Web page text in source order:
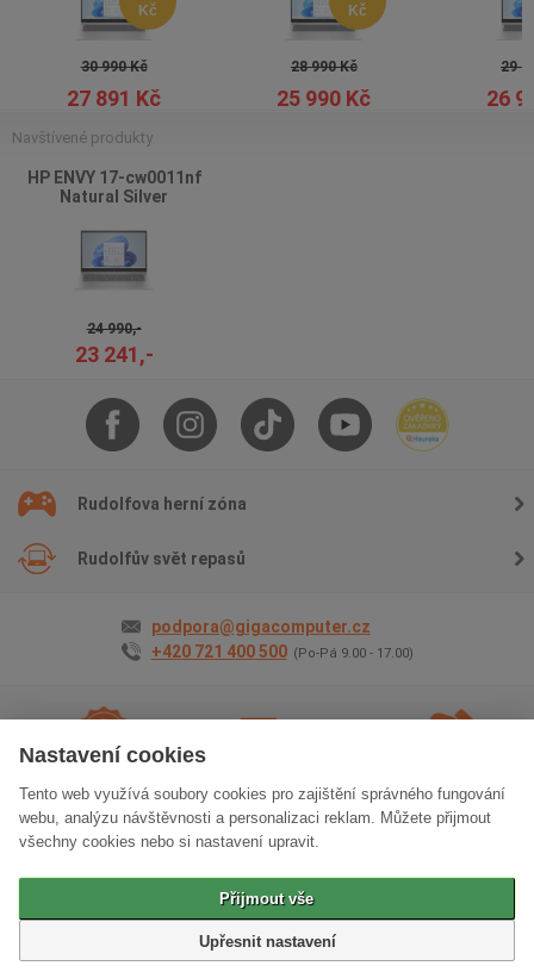
Nastavení cookies
Tento web využívá soubory cookies pro zajištění správného fungování
webu, analýzu návštěvnosti a personalizaci reklam. Můžete přijmout
všechny cookies nebo si nastavení upravit.
Přijmout vše
Upřesnit nastavení
Kč
30 990 Kč
27 891 Kč
Kč
28 990 Kč
25 990 Kč
29
26
Navštívené produkty
HP ENVY 17-cw0011nf
Natural Silver
24 990,-
23 241,-
Rudolfova herní zóna
Rudolfův svět repasů
podpora@gigacomputer.cz
+420 721 400 500 (Po-Pá 9.00 - 17.00)
2 roky záruky na vše Doprava zdarma Osobní odběr zdarma
Klasická verze stránek
© 2006 - 2026 GIGACOMPUTER a.s.